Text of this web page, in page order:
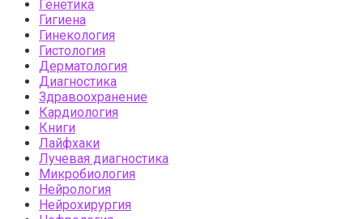
Генетика
Гигиена
Гинекология
Гистология
Дерматология
Диагностика
Здравоохранение
Кардиология
Книги
Лайфхаки
Лучевая диагностика
Микробиология
Нейрология
Нейрохирургия